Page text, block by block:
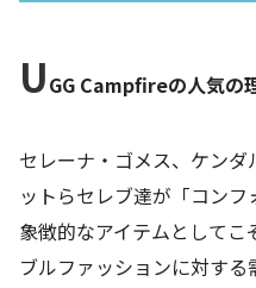
UGG Campfireの人気の
セレーナ・ゴメス、ケン
ットらセレブ達が「コン
象徴的なアイテムとして
ブルファッションに対する